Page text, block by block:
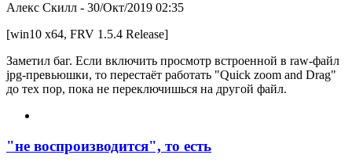
Алекс Скилл - 30/Окт/2019 02:35
[win10 x64, FRV 1.5.4 Release]
Заметил баг. Если включить просмотр встроенной в raw-файл
jpg-превьюшки, то перестаёт работать "Quick zoom and Drag"
до тех пор, пока не переключишься на другой файл.
"не воспроизводится", то есть